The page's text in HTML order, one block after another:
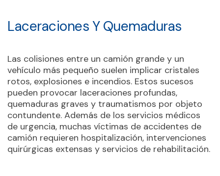
Laceraciones Y Quemaduras
Las colisiones entre un camión grande y un
vehículo más pequeño suelen implicar cristales
rotos, explosiones e incendios. Estos sucesos
pueden provocar laceraciones profundas,
quemaduras graves y traumatismos por objeto
contundente. Además de los servicios médicos
de urgencia, muchas víctimas de accidentes de
camión requieren hospitalización, intervenciones
quirúrgicas extensas y servicios de rehabilitación.